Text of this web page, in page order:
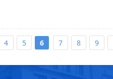
4 5 6 7 8 9